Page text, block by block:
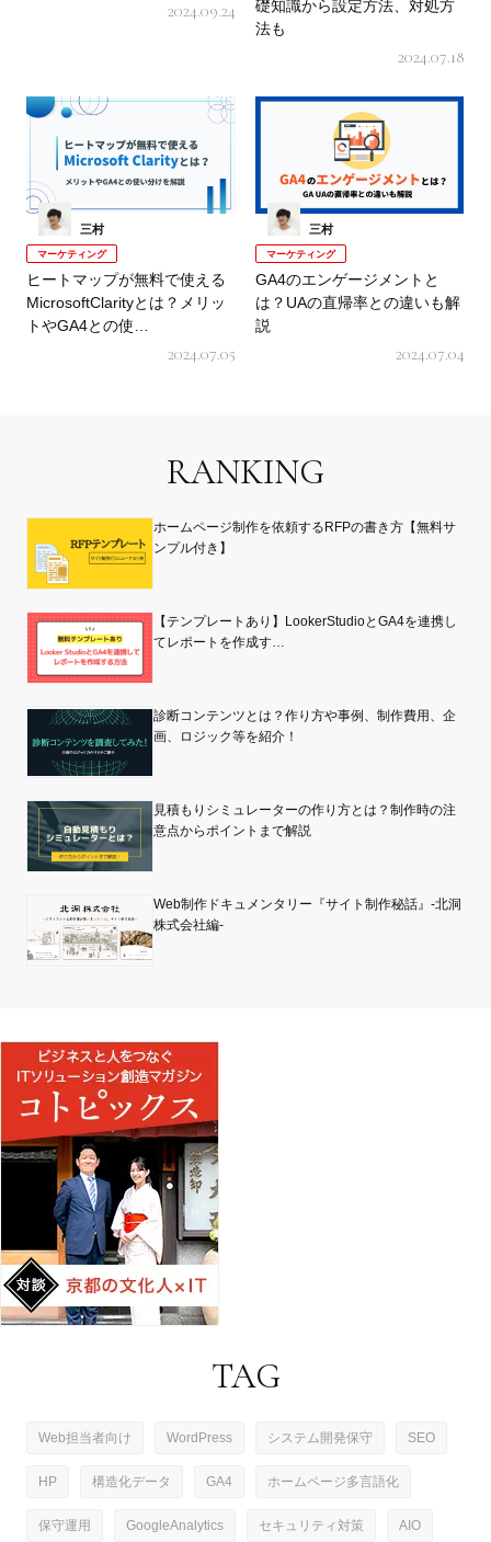
2024.09.24
礎知識から設定方法、対処方
法も
2024.07.18
三村
マーケティング
ヒートマップが無料で使える
MicrosoftClarityとは？メリッ
トやGA4との使…
2024.07.05
三村
マーケティング
GA4のエンゲージメントと
は？UAの直帰率との違いも解
説
2024.07.04
RANKING
ホームページ制作を依頼するRFPの書き方【無料サ
ンプル付き】
【テンプレートあり】LookerStudioとGA4を連携し
てレポートを作成す…
診断コンテンツとは？作り方や事例、制作費用、企
画、ロジック等を紹介！
見積もりシミュレーターの作り方とは？制作時の注
意点からポイントまで解説
Web制作ドキュメンタリー『サイト制作秘話』-北洞
株式会社編-
TAG
Web担当者向け WordPress システム開発保守 SEO
HP 構造化データ GA4 ホームページ多言語化
保守運用 GoogleAnalytics セキュリティ対策 AIO